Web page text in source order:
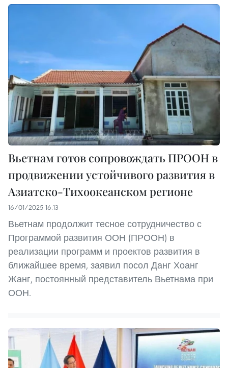
Вьетнам готов сопровождать ПРООН в
продвижении устойчивого развития в
Азиатско-Тихоокеанском регионе
16/01/2025 16:13
Вьетнам продолжит тесное сотрудничество с
Программой развития ООН (ПРООН) в
реализации программ и проектов развития в
ближайшее время, заявил посол Данг Хоанг
Жанг, постоянный представитель Вьетнама при
ООН.